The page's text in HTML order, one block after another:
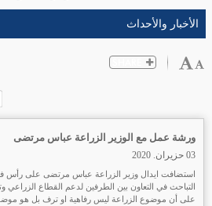
ورشة عمل مع الوزير الزراعة عباس مرتضى
03 حزيران. 2020
استضافت ايدال وزير الزراعة عباس مرتضى على رأس
التباحث في التعاون بين الطرفين لدعم القطاع الزراعي
على أن موضوع الزراعة ليس رفاهية او ترف بل هو